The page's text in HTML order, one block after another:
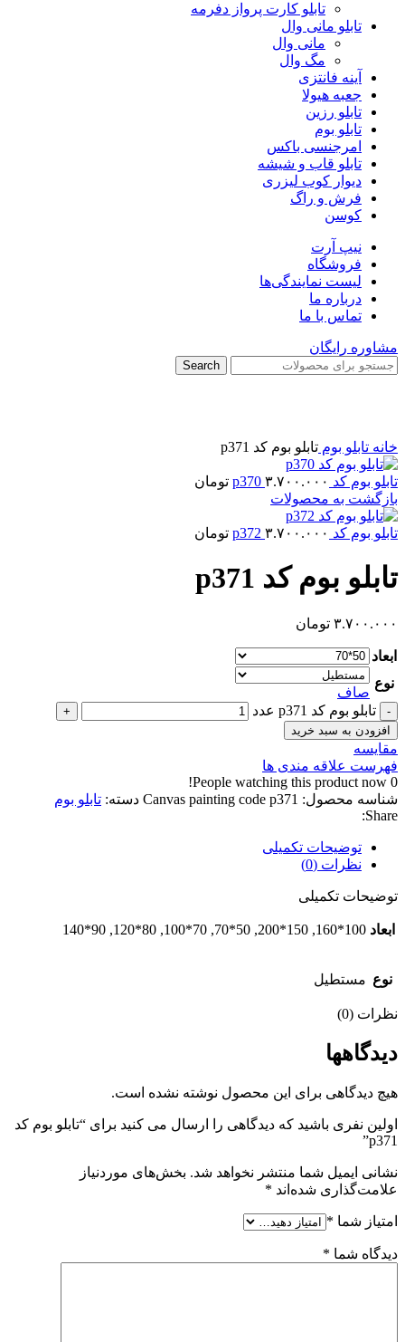
تابلو کارت پرواز دفرمه
تابلو مانی وال
مانی وال
مگ وال
آینه فانتزی
جعبه هیولا
تابلو رزین
تابلو بوم
امرجنسی باکس
تابلو قاب و شیشه
دیوار کوب لیزری
فرش و راگ
کوسن
نیپ آرت
فروشگاه
لیست نمایندگی‌ها
درباره ما
تماس با ما
مشاوره رایگان
Search
خانه تابلو بوم تابلو بوم کد p371
تابلو بوم کد p370 ۳.۷۰۰.۰۰۰
تومان
بازگشت به محصولات
تابلو بوم کد p372 ۳.۷۰۰.۰۰۰ تومان
تابلو بوم کد p371
۳.۷۰۰.۰۰۰ تومان
ابعاد
نوع
صاف
تابلو بوم کد p371 عدد
افزودن به سبد خرید
مقایسه
فهرست علاقه مندی ها
0
People watching this product now!
شناسه محصول: Canvas painting code p371 دسته: تابلو بوم
Share:
توضیحات تکمیلی
نظرات (0)
توضیحات تکمیلی
ابعاد 100*160, 150*200, 50*70, 70*100, 80*120, 90*140
نوع مستطیل
نظرات (0)
دیدگاهها
هیچ دیدگاهی برای این محصول نوشته نشده است.
اولین نفری باشید که دیدگاهی را ارسال می کنید برای “تابلو بوم کد
p371”
نشانی ایمیل شما منتشر نخواهد شد. بخش‌های موردنیاز
علامت‌گذاری شده‌اند *
امتیاز شما *
دیدگاه شما *